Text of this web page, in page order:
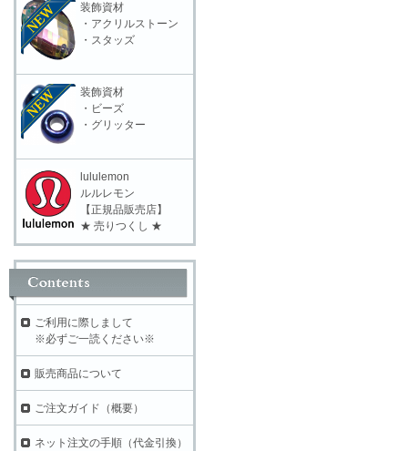
装飾資材
・アクリルストーン
・スタッズ
装飾資材
・ビーズ
・グリッター
lululemon
ルルレモン
【正規品販売店】
★ 売りつくし ★
ご利用に際しまして
※必ずご一読ください※
販売商品について
ご注文ガイド（概要）
ネット注文の手順（代金引換）